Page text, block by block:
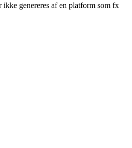
ikke genereres af en platform som fx